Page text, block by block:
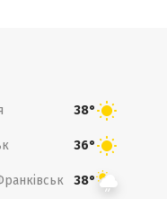
38°
36°
38°